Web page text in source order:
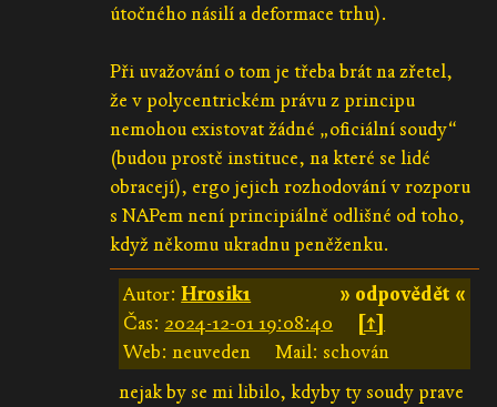
útočného násilí a deformace trhu).
Při uvažování o tom je třeba brát na zřetel,
že v polycentrickém právu z principu
nemohou existovat žádné „oficiální soudy“
(budou prostě instituce, na které se lidé
obracejí), ergo jejich rozhodování v rozporu
s NAPem není principiálně odlišné od toho,
když někomu ukradnu peněženku.
» odpovědět «
Autor:Hrosik1
Čas: 2024-12-01 19:08:40
[↑]
Web: neuveden
Mail: schován
nejak by se mi libilo, kdyby ty soudy prave